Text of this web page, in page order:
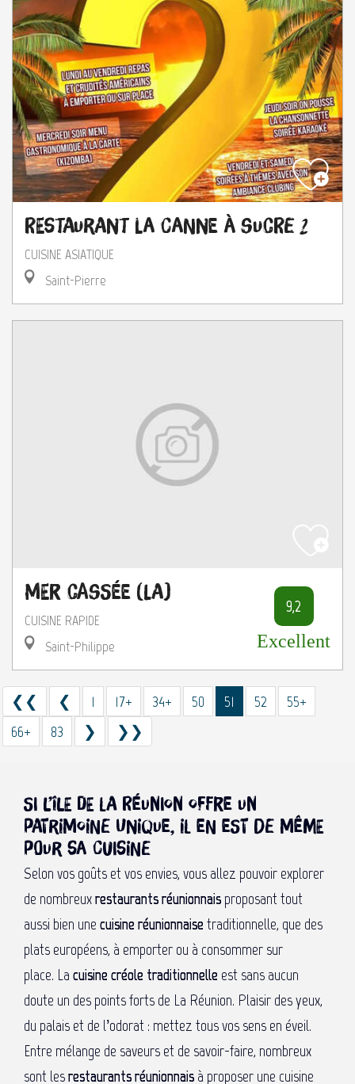
Restaurant La Canne à Sucre 2
CUISINE ASIATIQUE
Saint-Pierre
Mer Cassée (La)
CUISINE RAPIDE
Saint-Philippe
9,2
Excellent
❮❮ ❮ 1 17+ 34+ 50 51 52
55+
66+
83 ❯ ❯❯
Si l’île de La Réunion offre un
patrimoine unique, il en est de même
pour sa cuisine
Selon vos goûts et vos envies, vous allez pouvoir explorer
de nombreuxrestaurants réunionnaisproposant tout
aussi bien une cuisine réunionnaise traditionnelle, que des
plats européens, à emporter ou à consommer sur
place. Lacuisine créole traditionnelle est sans aucun
doute un des points forts de La Réunion. Plaisir des yeux,
du palais et de l’odorat : mettez tous vos sens en éveil.
Entre mélange de saveurs et de savoir-faire, nombreux
sont lesrestaurants réunionnais à proposer une cuisine